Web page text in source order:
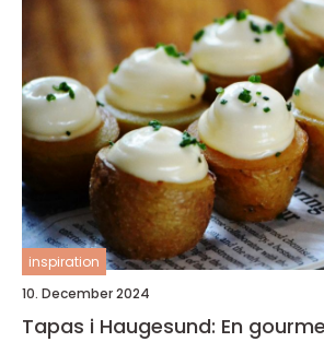
inspiration
10. December 2024
Tapas i Haugesund: En